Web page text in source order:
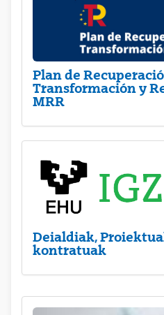
Plan de
Transformación y
MRR
Deialdiak,
kontratuak